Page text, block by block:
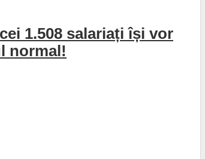
1.508 salariați își vor
normal!